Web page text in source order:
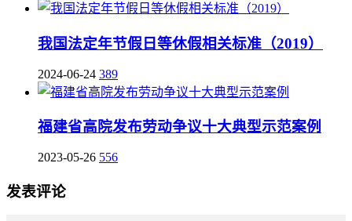
我国法定年节假日等休假相关标准（2019）
2024-06-24 389
福建省高院发布劳动争议十大典型示范案例
2023-05-26 556
发表评论